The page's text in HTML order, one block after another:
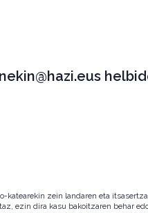
zein landaren eta
ezin dira kasu bakoitzaren behar